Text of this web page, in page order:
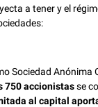
a tener y el
Sociedad
750 accionistasse
al capital